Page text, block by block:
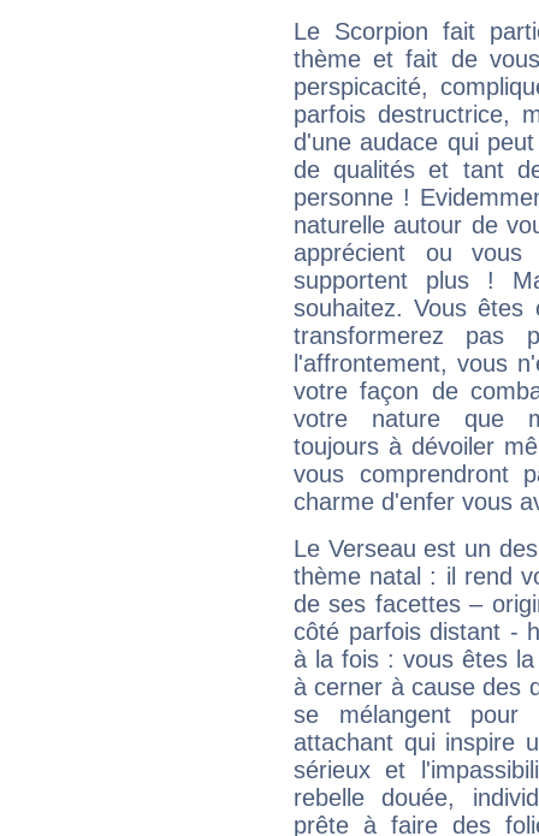
Le Scorpion fait
thème et fait de
perspicacité,
parfois destructrice,
d'une audace qui
de qualités et tant
personne !
naturelle autour de
apprécient ou
supportent plus !
souhaitez. Vous
transformerez pas
l'affrontement, vous
votre façon de
votre nature que
toujours à dévoiler
vous comprendront
charme d'enfer vous
Le Verseau est un
thème natal : il rend
de ses facettes –
côté parfois distant -
à la fois : vous êtes
à cerner à cause des
se mélangent
attachant qui inspire
sérieux et
rebelle douée,
prête à faire des